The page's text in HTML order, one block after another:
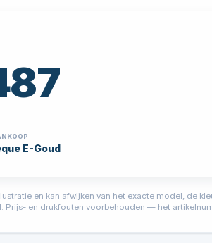
E-Goud
en kan afwijken van het exacte model, de
Prijs- en drukfouten voorbehouden — het